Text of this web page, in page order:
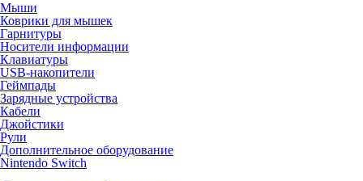
Мыши
Коврики для мышек
Гарнитуры
Носители информации
Клавиатуры
USB-накопители
Геймпады
Зарядные устройства
Кабели
Джойстики
Рули
Дополнительное оборудование
Nintendo Switch